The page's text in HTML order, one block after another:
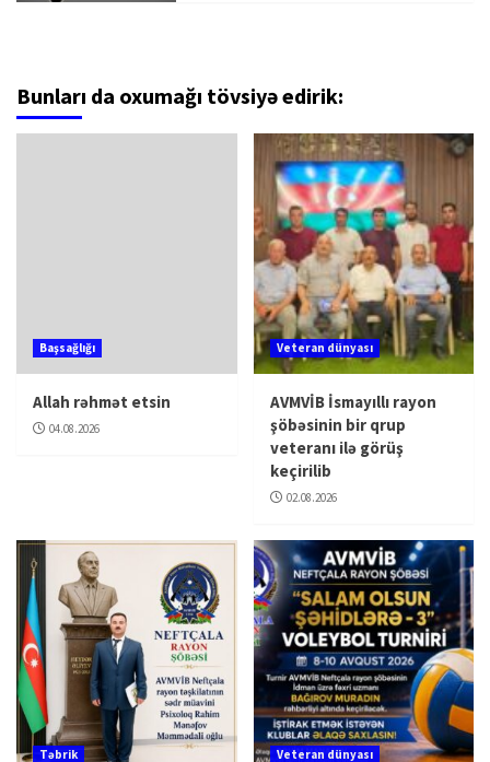
Bunları da oxumağı tövsiyə edirik:
Başsağlığı
Allah rəhmət etsin
04.08.2026
Veteran dünyası
AVMVİB İsmayıllı rayon
şöbəsinin bir qrup
veteranı ilə görüş
keçirilib
02.08.2026
Təbrik Veteran dünyası